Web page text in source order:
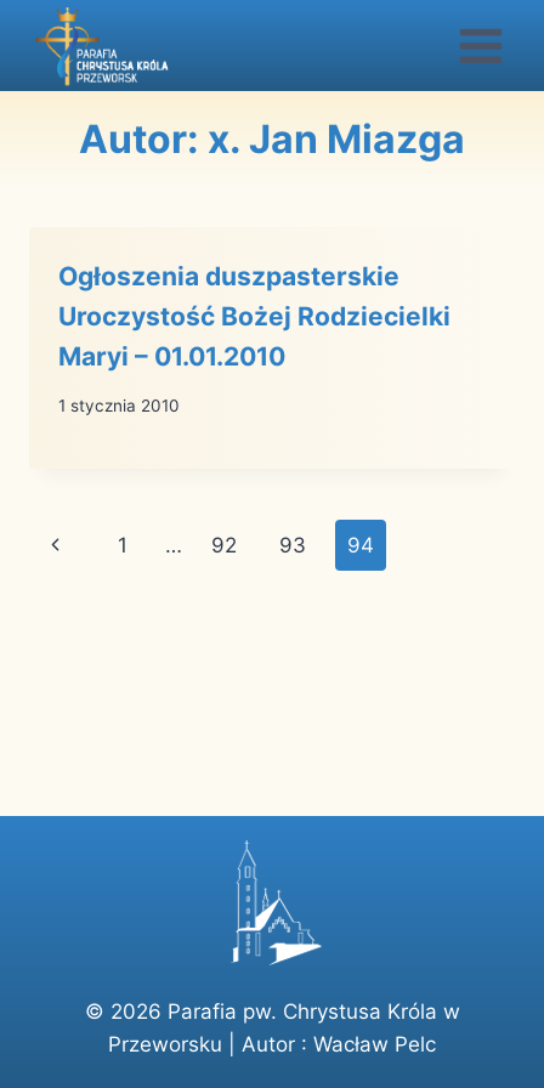
Przejdź
Autor: x. Jan Miazga
Ogłoszenia duszpasterskie
Uroczystość Bożej Rodziecielki
Maryi – 01.01.2010
1 stycznia 2010
Nawigacja
Poprzednia
1 … 92 93 94
© 2026 Parafia pw. Chrystusa Króla w
Przeworsku | Autor : Wacław Pelc